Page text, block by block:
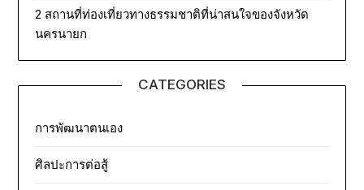
2 สถานที่ท่องเที่ยวทางธรรมชาติที่น่าสนใจของจังหวัด
นครนายก
CATEGORIES
การพัฒนาตนเอง
ศิลปะการต่อสู้